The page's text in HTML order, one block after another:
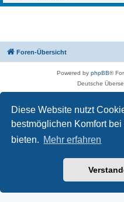
Diese Website nutzt
bestmöglichen Komfort
bieten. Mehr erfahren
Foren-Übersicht
Powered by phpBB®
Deutsche
Datenschutz|